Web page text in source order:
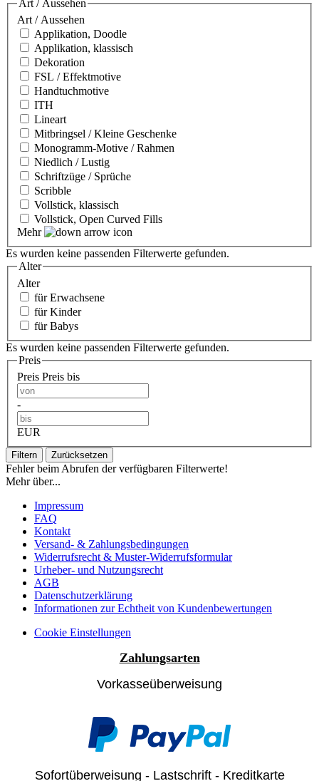
Art / Aussehen
Art / Aussehen
Applikation, Doodle
Applikation, klassisch
Dekoration
FSL / Effektmotive
Handtuchmotive
ITH
Lineart
Mitbringsel / Kleine Geschenke
Monogramm-Motive / Rahmen
Niedlich / Lustig
Schriftzüge / Sprüche
Scribble
Vollstick, klassisch
Vollstick, Open Curved Fills
Mehr
Es wurden keine passenden Filterwerte gefunden.
Alter
Alter
für Erwachsene
für Kinder
für Babys
Es wurden keine passenden Filterwerte gefunden.
Preis
Preis Preis bis
-
EUR
Filtern Zurücksetzen
Fehler beim Abrufen der verfügbaren Filterwerte!
Mehr über...
Impressum
FAQ
Kontakt
Versand- & Zahlungsbedingungen
Widerrufsrecht & Muster-Widerrufsformular
Urheber- und Nutzungsrecht
AGB
Datenschutzerklärung
Informationen zur Echtheit von Kundenbewertungen
Cookie Einstellungen
Zahlungsarten
Vorkasseüberweisung
Sofortüberweisung - Lastschrift - Kreditkarte